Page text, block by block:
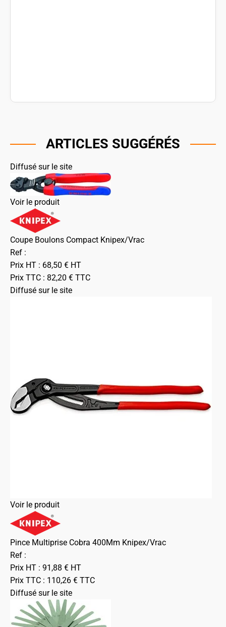
ARTICLES SUGGÉRÉS
Diffusé sur le site
Voir le produit
Coupe Boulons Compact Knipex/Vrac
Ref :
Prix HT : 68,50 € HT
Prix TTC : 82,20 € TTC
Diffusé sur le site
Voir le produit
Pince Multiprise Cobra 400Mm Knipex/Vrac
Ref :
Prix HT : 91,88 € HT
Prix TTC : 110,26 € TTC
Diffusé sur le site